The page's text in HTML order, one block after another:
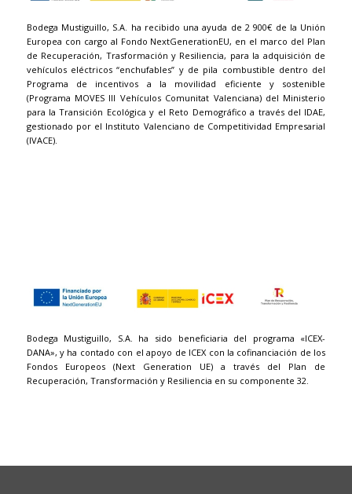
Bodega Mustiguillo, S.A. ha recibido una ayuda de 2 900€ de la Unión
Europea con cargo al Fondo NextGenerationEU, en el marco del Plan
de Recuperación, Trasformación y Resiliencia, para la adquisición de
vehículos eléctricos “enchufables” y de pila combustible dentro del
Programa de incentivos a la movilidad eficiente y sostenible
(Programa MOVES III Vehículos Comunitat Valenciana) del Ministerio
para la Transición Ecológica y el Reto Demográfico a través del IDAE,
gestionado por el Instituto Valenciano de Competitividad Empresarial
(IVACE).
Bodega Mustiguillo, S.A. ha sido beneficiaria del programa «ICEX-
DANA», y ha contado con el apoyo de ICEX con la cofinanciación de los
Fondos Europeos (Next Generation UE) a través del Plan de
Recuperación, Transformación y Resiliencia en su componente 32.